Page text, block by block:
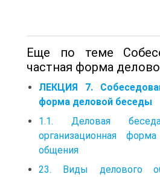
Еще по теме
частная форма
ЛЕКЦИЯ 7.
форма деловой беседы
1.1. Деловая
организационная форма
общения
23. Виды делового